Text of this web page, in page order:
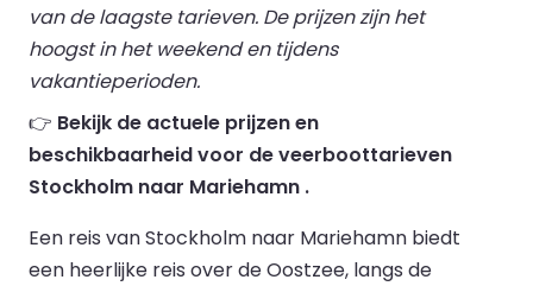
van de laagste tarieven. De prijzen zijn het
hoogst in het weekend en tijdens
vakantieperioden.
👉 Bekijk de actuele prijzen en
beschikbaarheid voor de veerboottarieven
Stockholm naar Mariehamn .
Een reis van Stockholm naar Mariehamn biedt
een heerlijke reis over de Oostzee, langs de